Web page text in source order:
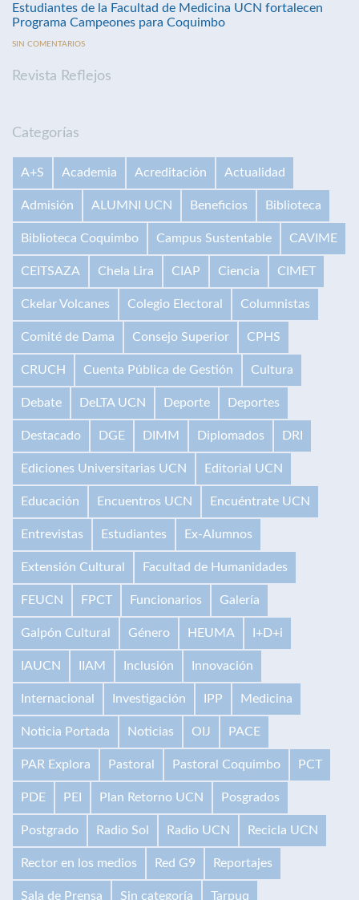
Estudiantes de la Facultad de Medicina UCN fortalecen
Programa Campeones para Coquimbo
SIN COMENTARIOS
Revista Reflejos
Categorías
A+S Academia Acreditación Actualidad
Admisión ALUMNI UCN Beneficios Biblioteca
Biblioteca Coquimbo Campus Sustentable CAVIME
CEITSAZA Chela Lira CIAP Ciencia CIMET
Ckelar Volcanes Colegio Electoral Columnistas
Comité de Dama Consejo Superior CPHS
CRUCH Cuenta Pública de Gestión Cultura
Debate DeLTA UCN Deporte Deportes
Destacado DGE DIMM Diplomados DRI
Ediciones Universitarias UCN Editorial UCN
Educación Encuentros UCN Encuéntrate UCN
Entrevistas Estudiantes Ex-Alumnos
Extensión Cultural Facultad de Humanidades
FEUCN FPCT Funcionarios Galería
Galpón Cultural Género HEUMA I+D+i
IAUCN IIAM Inclusión Innovación
Internacional Investigación IPP Medicina
Noticia Portada Noticias OIJ PACE
PAR Explora Pastoral Pastoral Coquimbo PCT
PDE PEI Plan Retorno UCN Posgrados
Postgrado Radio Sol Radio UCN Recicla UCN
Rector en los medios Red G9 Reportajes
Sala de Prensa Sin categoría Tarpuq